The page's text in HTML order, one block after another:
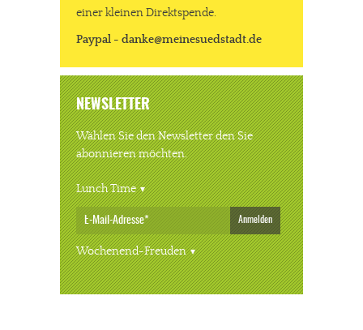
einer kleinen Direktspende.
Paypal - danke@meinesuedstadt.de
NEWSLETTER
Wählen Sie den Newsletter den Sie
abonnieren möchten.
Lunch Time
Anmelden
Wochenend-Freuden